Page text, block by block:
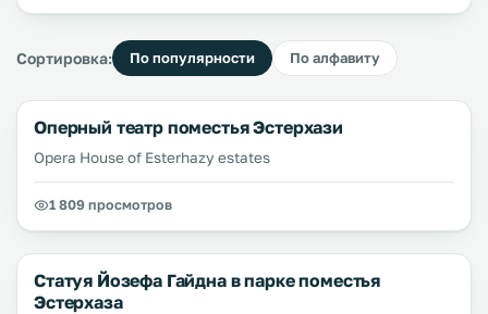
Сортировка: По популярности По алфавиту
Оперный театр поместья Эстерхази
Opera House of Esterhazy estates
1 809 просмотров
Статуя Йозефа Гайдна в парке поместья
Эстерхаза